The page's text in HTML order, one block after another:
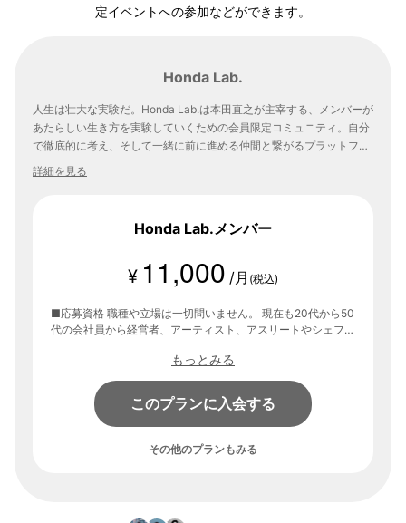
定イベントへの参加などができます。
Honda Lab.
人生は壮大な実験だ。Honda Lab.は本田直之が主宰する、メンバーが
あたらしい生き方を実験していくための会員限定コミュニティ。自分
で徹底的に考え、そして一緒に前に進める仲間と繋がるプラットフォ
ームです。
詳細を見る
Honda Lab.メンバー
¥ 11,000 /月 (税込)
■応募資格 職種や立場は一切問いません。 現在も20代から50
代の会社員から経営者、アーティスト、アスリートやシェフな
ブ （2ヶ月に1回） ・プロジェクトの実践（起業、トライアス
ロン、ワイン、寿司など） ・リアル交流会「First Tuesday」
（毎月第一火曜日） ・メンバーとの交流を深めるオンライン
オフ会（2ヶ月に1回） など
もっとみる
このプランに入会する
その他のプランもみる